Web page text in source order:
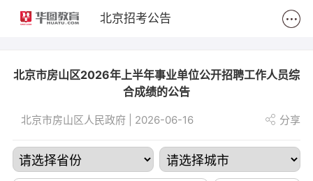
北京招考公告
北京市房山区2026年上半年事业单位公开招聘工作人员综
合成绩的公告
北京市房山区人民政府 | 2026-06-16 分享